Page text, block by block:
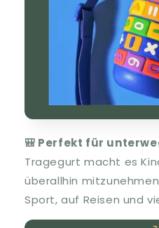
🎒 Perfekt für
Tragegurt macht es
überallhin
Sport, auf Reisen und